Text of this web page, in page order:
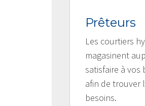
Prêteurs
Les courtiers
magasinent
satisfaire à vos
afin de trouver
besoins.